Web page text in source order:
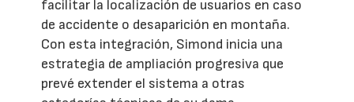
facilitar la localización de usuarios en caso
de accidente o desaparición en montaña.
Con esta integración, Simond inicia una
estrategia de ampliación progresiva que
prevé extender el sistema a otras